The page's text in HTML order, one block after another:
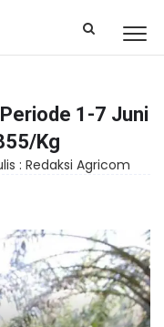
1-7 Juni
Kg
: Redaksi Agricom